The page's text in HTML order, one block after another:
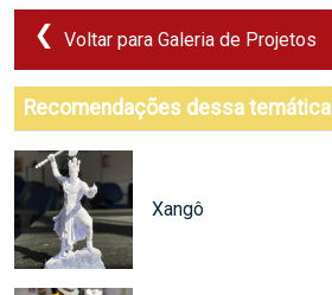
Voltar para Galeria de Projetos
Recomendações dessa temática
Xangô